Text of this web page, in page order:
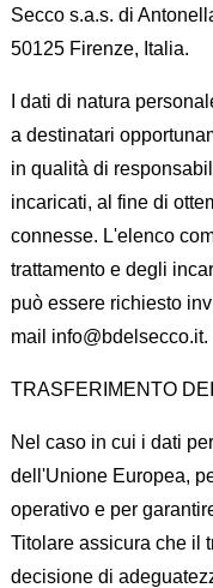
Secco s.a.s. di
50125 Firenze, Italia.
I dati di natura
a destinatari
in qualità di
incaricati, al fine di
connesse. L'elenco
trattamento e degli
può essere richiesto
mail info@bdelsecco.it.
TRASFERIMENTO
Nel caso in cui i dati
dell'Unione Europea,
operativo e per
Titolare assicura che il
decisione di